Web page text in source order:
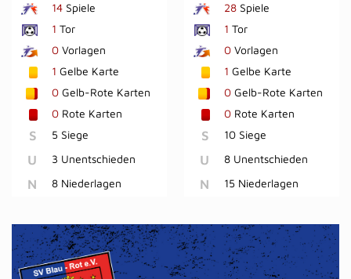
14 Spiele
1 Tor
0 Vorlagen
1 Gelbe Karte
0 Gelb-Rote Karten
0 Rote Karten
S 5 Siege
U 3 Unentschieden
N 8 Niederlagen
28Spiele
1 Tor
0Vorlagen
1 Gelbe Karte
0Gelb-Rote Karten
0Rote Karten
S 10 Siege
U 8 Unentschieden
N 15 Niederlagen